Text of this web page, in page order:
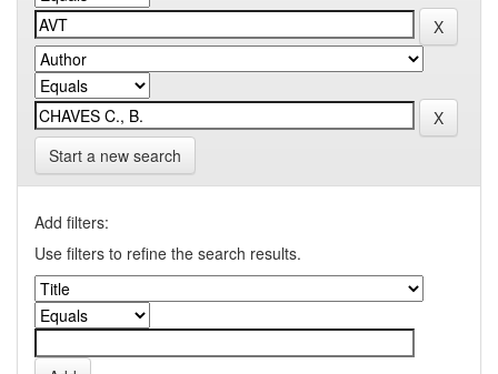
Start a new search
Add filters:
Use filters to refine the search results.